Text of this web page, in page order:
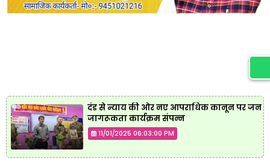
दंड से न्याय की ओर नए आपराधिक कानून पर जन
जागरूकता कार्यक्रम संपन्न
11/01/2025 06:03:00 PM